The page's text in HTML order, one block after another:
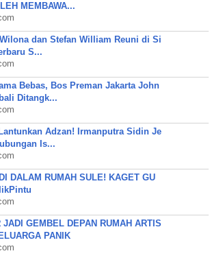
MEMBAWA...
dan Stefan William Reuni di Si
S...
Bebas, Bos Preman Jakarta John
Ditangk...
Adzan! Irmanputra Sidin Je
Is...
DALAM RUMAH SULE! KAGET GU
JADI GEMBEL DEPAN RUMAH ARTIS
PANIK